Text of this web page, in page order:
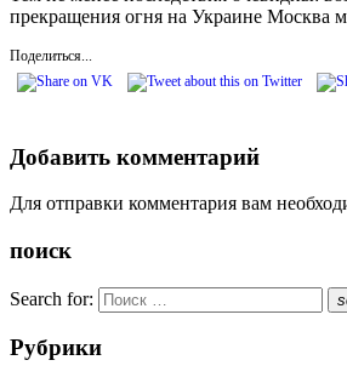
прекращения огня на Украине Москва
Поделиться...
Добавить комментарий
Для отправки комментария вам
поиск
Search for:
Рубрики